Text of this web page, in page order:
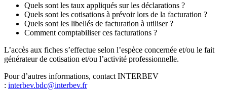
Quels sont les taux appliqués sur les déclarations ?
Quels sont les cotisations à prévoir lors de la facturation ?
Quels sont les libellés de facturation à utiliser ?
Comment comptabiliser ces facturations ?
L’accès aux fiches s’effectue selon l’espèce concernée et/ou le fait
générateur de cotisation et/ou l’activité professionnelle.
Pour d’autres informations, contact INTERBEV
: interbev.bdc@interbev.fr